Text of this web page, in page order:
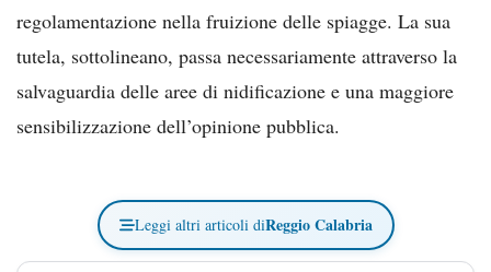
regolamentazione nella fruizione delle spiagge. La sua
tutela, sottolineano, passa necessariamente attraverso la
salvaguardia delle aree di nidificazione e una maggiore
sensibilizzazione dell’opinione pubblica.
Leggi altri articoli diReggio Calabria